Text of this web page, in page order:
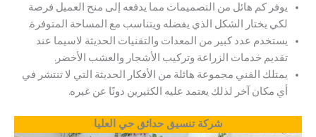
يوفر كم هائل من التصميمات مما يدفعه إلى منح العميل فرصة
لكي يختار الشكل الذي يفضله ويتناسب مع المساحة المتوفرة.
يستخدم عدد كبير من المعدات والتقنيات الحديثة لاسيما عند
تقديم خدمات الزراعة وتركيب الأشجار والعشب الأخضر.
يمتلك الفني مجموعة هائلة من الأفكار الحديثة التي لا تنتشر في
أي مكان آخر لذلك يعتمد عليه الكثيرين دونًا عن غيره.
شركة تنسيق حدائق حي العليا